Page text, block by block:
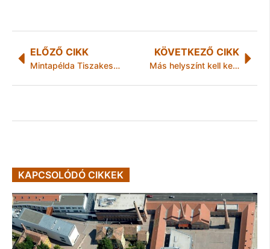
ELŐZŐ CIKK
Mintapélda Tiszakesziben: polgárőr észlelte, a körzeti megbízott elfogta
KÖVETKEZŐ CIKK
Más helyszínt kell keresniük a légi-mentőknek!
KAPCSOLÓDÓ CIKKEK